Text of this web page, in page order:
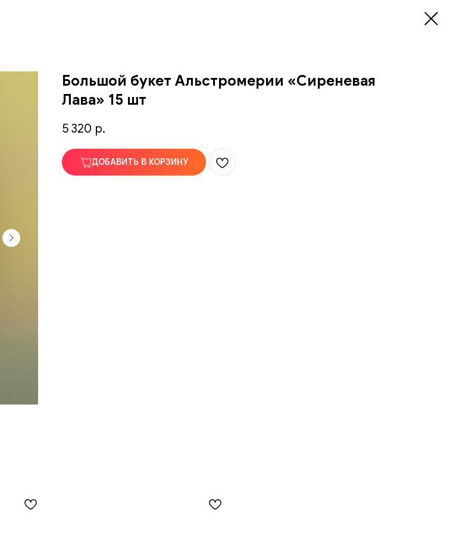
Большой букет Альстромерии «Сиреневая
Лава» 15 шт
5 320 р.
ДОБАВИТЬ В КОРЗИНУ